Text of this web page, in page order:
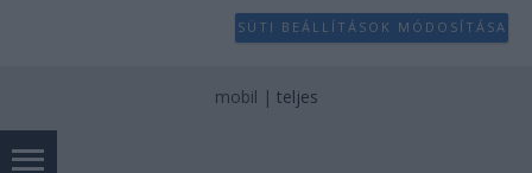
SÜTI BEÁLLÍTÁSOK MÓDOSÍTÁSA
mobil | teljes